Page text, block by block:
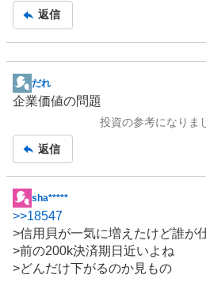
事
返信
掲
示
事
だれ
企業価値の問題
投資の参考になりま
返信
掲
示
板
記
事
sha*****
>>18547
>信用貝が一気に増えたけど誰が
>前の200k決済期日近いよね
>どんだけ下がるのか見もの